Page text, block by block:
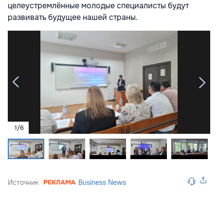
целеустремлённые молодые специалисты будут
развивать будущее нашей страны.
1/6
Источник Business News